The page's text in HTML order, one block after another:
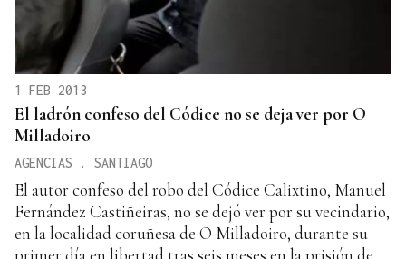
1 FEB 2013
El ladrón confeso del Códice no se deja ver por O
Milladoiro
AGENCIAS . SANTIAGO
El autor confeso del robo del Códice Calixtino, Manuel
Fernández Castiñeiras, no se dejó ver por su vecindario,
en la localidad coruñesa de O Milladoiro, durante su
primer día en libertad tras seis meses en la prisión de